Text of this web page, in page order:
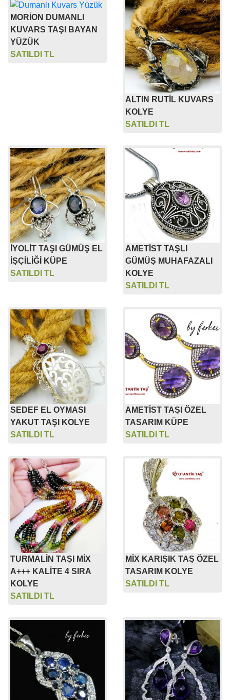
MORİON DUMANLI
KUVARS TAŞI BAYAN
YÜZÜK
SATILDI TL
ALTIN RUTİL KUVARS
KOLYE
SATILDI TL
İYOLİT TAŞI GÜMÜŞ EL
İŞÇİLİĞİ KÜPE
SATILDI TL
AMETİST TAŞLI
GÜMÜŞ MUHAFAZALI
KOLYE
SATILDI TL
SEDEF EL OYMASI
YAKUT TAŞI KOLYE
SATILDI TL
AMETİST TAŞI ÖZEL
TASARIM KÜPE
SATILDI TL
TURMALİN TAŞI MİX
A+++ KALİTE 4 SIRA
KOLYE
SATILDI TL
MİX KARIŞIK TAŞ ÖZEL
TASARIM KOLYE
SATILDI TL